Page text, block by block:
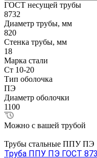
ГОСТ несущей трубы
8732
Диаметр трубы, мм
820
Стенка трубы, мм
18
Марка стали
Ст 10-20
Тип оболочка
ПЭ
Диаметр оболочки
1100
Можно с вашей трубой
Трубы стальные ППУ ПЭ
Труба ППУ ПЭ ГОСТ